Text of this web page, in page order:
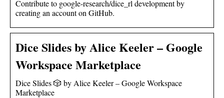
Contribute to google-research/dice_rl development by
creating an account on GitHub.
Dice Slides by Alice Keeler – Google
Workspace Marketplace
Dice Slides 🎲 by Alice Keeler – Google Workspace
Marketplace